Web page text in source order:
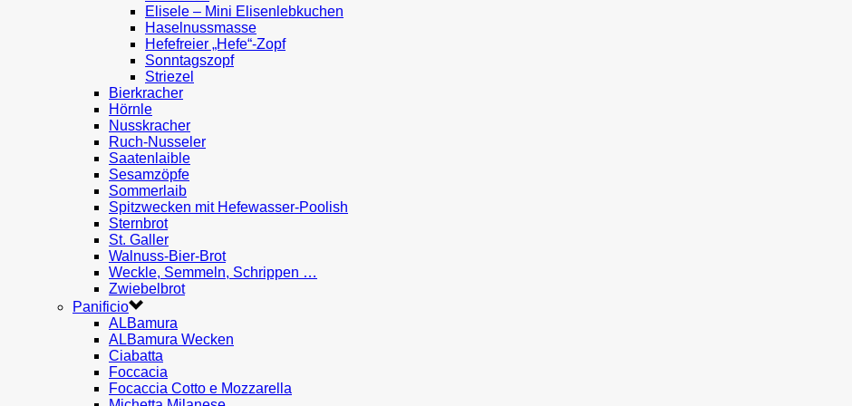
Elisele – Mini Elisenlebkuchen
Haselnussmasse
Hefefreier „Hefe“-Zopf
Sonntagszopf
Striezel
Bierkracher
Hörnle
Nusskracher
Ruch-Nusseler
Saatenlaible
Sesamzöpfe
Sommerlaib
Spitzwecken mit Hefewasser-Poolish
Sternbrot
St. Galler
Walnuss-Bier-Brot
Weckle, Semmeln, Schrippen …
Zwiebelbrot
Panificio
ALBamura
ALBamura Wecken
Ciabatta
Foccacia
Focaccia Cotto e Mozzarella